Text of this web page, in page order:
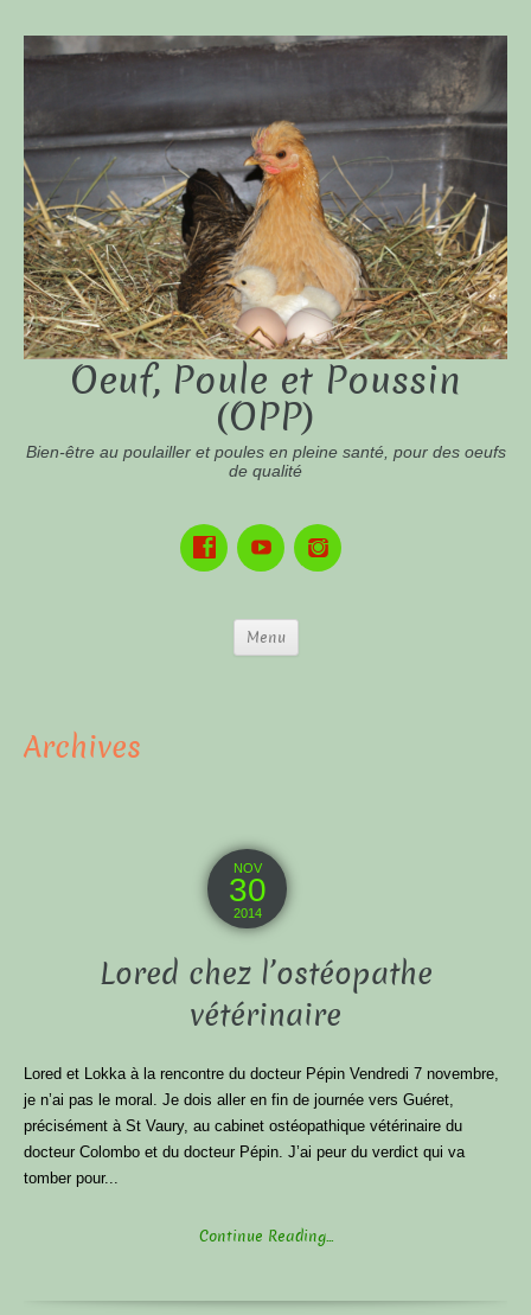
Oeuf, Poule et Poussin
(OPP)
Bien-être au poulailler et poules en pleine santé, pour des oeufs
de qualité
Menu
Archives
NOV
30
2014
Lored chez l’ostéopathe
vétérinaire
Lored et Lokka à la rencontre du docteur Pépin Vendredi 7 novembre,
je n’ai pas le moral. Je dois aller en fin de journée vers Guéret,
précisément à St Vaury, au cabinet ostéopathique vétérinaire du
docteur Colombo et du docteur Pépin. J’ai peur du verdict qui va
tomber pour...
Continue Reading...